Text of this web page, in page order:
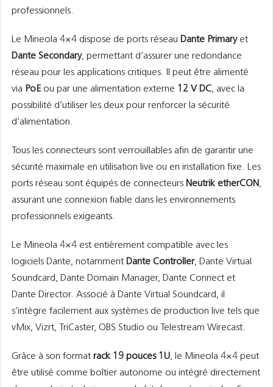
professionnels.
Le Mineola 4×4 dispose de ports réseau Dante Primaryet
Dante Secondary, permettant d’assurer une redondance
réseau pour les applications critiques. Il peut être alimenté
via PoEou par une alimentation externe 12 V DC, avec la
possibilité d’utiliser les deux pour renforcer la sécurité
d’alimentation.
Tous les connecteurs sont verrouillables afin de garantir une
sécurité maximale en utilisation live ou en installation fixe. Les
ports réseau sont équipés de connecteurs Neutrik etherCON,
assurant une connexion fiable dans les environnements
professionnels exigeants.
Le Mineola 4×4 est entièrement compatible avec les
logiciels Dante, notamment Dante Controller, Dante Virtual
Soundcard, Dante Domain Manager, Dante Connect et
Dante Director. Associé à Dante Virtual Soundcard, il
s’intègre facilement aux systèmes de production live tels que
vMix, Vizrt, TriCaster, OBS Studio ou Telestream Wirecast.
Grâce à son format rack 19 pouces 1U, le Mineola 4×4 peut
être utilisé comme boîtier autonome ou intégré directement